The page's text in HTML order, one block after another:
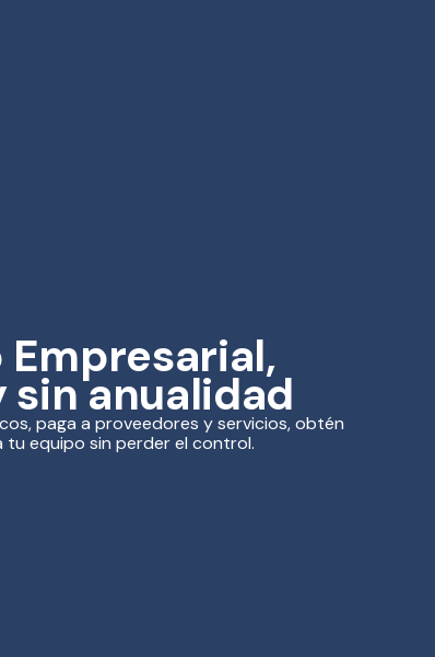
anualidad
paga a proveedores y servicios, obtén
tu equipo sin perder el control.